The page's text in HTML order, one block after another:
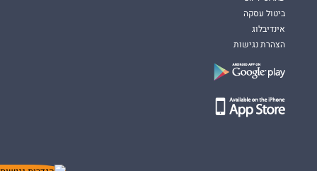
ביטול עסקה
אינדיבלוג
הצהרת נגישות